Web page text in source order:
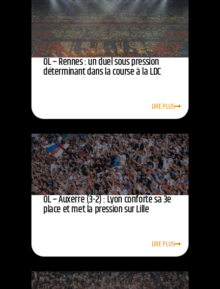
OL – Rennes : un duel sous pression
déterminant dans la course à la LDC
LIRE PLUS
OL – Auxerre (3-2) : Lyon conforte sa 3e
place et met la pression sur Lille
LIRE PLUS